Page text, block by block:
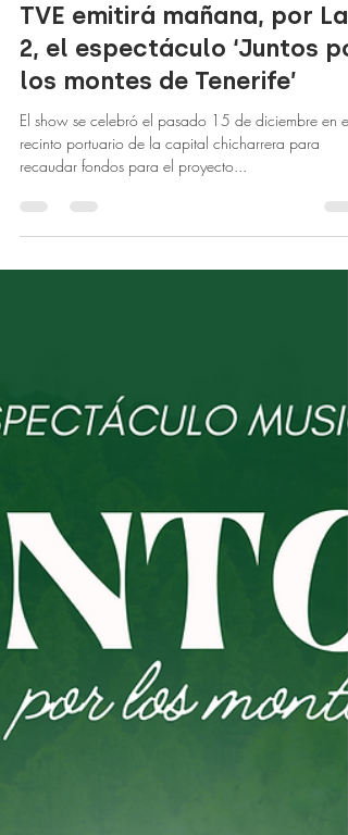
12 ene 2024
3 min de lectura
TVE emitirá mañana, por La
2, el espectáculo ‘Juntos
los montes de Tenerife’
El show se celebró el pasado 15 de diciembre en el
recaudar fondos para el proyecto...